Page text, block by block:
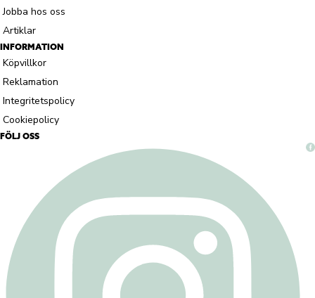
Jobba hos oss
Artiklar
INFORMATION
Köpvillkor
Reklamation
Integritetspolicy
Cookiepolicy
FÖLJ OSS